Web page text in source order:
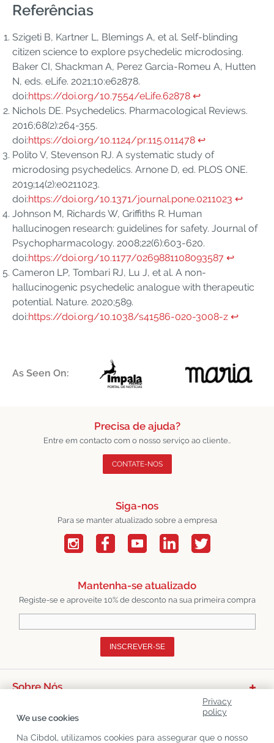
Referências
Szigeti B, Kartner L, Blemings A, et al. Self-blinding
citizen science to explore psychedelic microdosing.
Baker CI, Shackman A, Perez Garcia-Romeu A, Hutten
N, eds. eLife. 2021;10:e62878.
doi:https://doi.org/10.7554/eLife.62878 ↩︎
Nichols DE. Psychedelics. Pharmacological Reviews.
2016;68(2):264-355.
doi:https://doi.org/10.1124/pr.115.011478 ↩︎
Polito V, Stevenson RJ. A systematic study of
microdosing psychedelics. Arnone D, ed. PLOS ONE.
2019;14(2):e0211023.
doi:https://doi.org/10.1371/journal.pone.0211023 ↩︎
Johnson M, Richards W, Griffiths R. Human
hallucinogen research: guidelines for safety. Journal of
Psychopharmacology. 2008;22(6):603-620.
doi:https://doi.org/10.1177/0269881108093587 ↩︎
Cameron LP, Tombari RJ, Lu J, et al. A non-
hallucinogenic psychedelic analogue with therapeutic
potential. Nature. 2020;589.
doi:https://doi.org/10.1038/s41586-020-3008-z ↩︎
As Seen On:
Precisa de ajuda?
Entre em contacto com o nosso serviço ao cliente..
CONTATE-NOS
Siga-nos
Para se manter atualizado sobre a empresa
Mantenha-se atualizado
Registe-se e aproveite 10% de desconto na sua primeira compra
INSCREVER-SE
Sobre Nós
Privacy
policy
We use cookies
Na Cibdol, utilizamos cookies para assegurar que o nosso